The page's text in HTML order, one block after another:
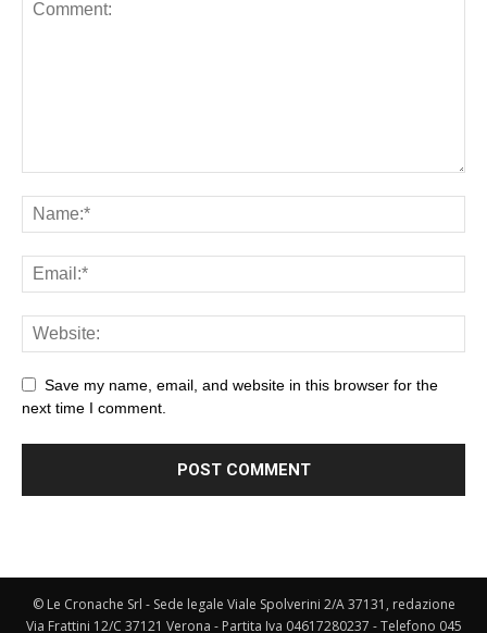
Save my name, email, and website in this browser for the
next time I comment.
© Le Cronache Srl - Sede legale Viale Spolverini 2/A 37131, redazione
Via Frattini 12/C 37121 Verona - Partita Iva 04617280237 - Telefono 045